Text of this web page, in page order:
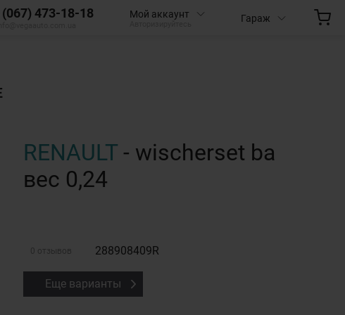
(067) 473-18-18 Мой аккаунт Гараж
RENAULT - wischerset ba
вес 0,24
0 отзывов 288908409R
Еще варианты